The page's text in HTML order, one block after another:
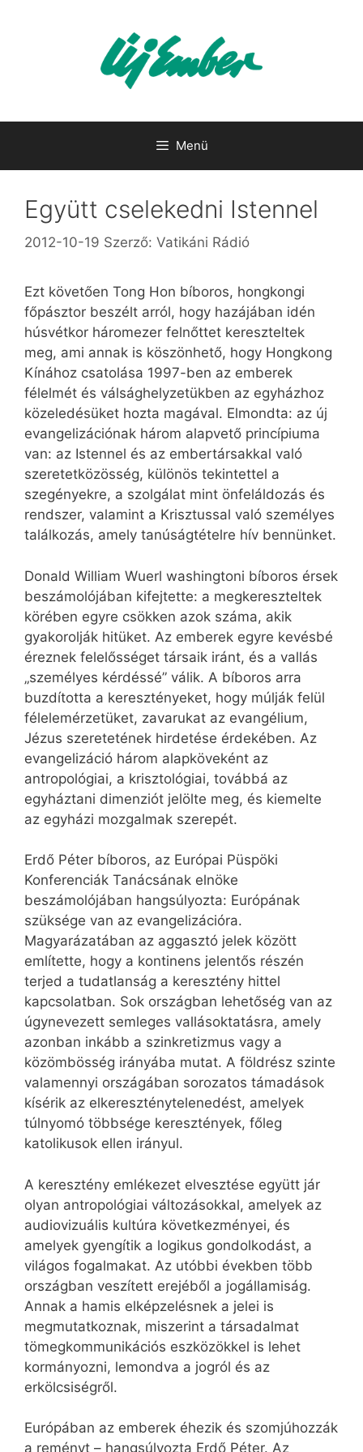
Menü
Együtt cselekedni Istennel
2012-10-19 Szerző: Vatikáni Rádió
Ezt követően Tong Hon bíboros, hongkongi
főpásztor beszélt arról, hogy hazájában idén
húsvétkor háromezer felnőttet kereszteltek
meg, ami annak is köszönhető, hogy Hongkong
Kínához csatolása 1997-ben az emberek
félelmét és válsághelyzetükben az egyházhoz
közeledésüket hozta magával. Elmondta: az új
evangelizációnak három alapvető princípiuma
van: az Istennel és az embertársakkal való
szeretetközösség, különös tekintettel a
szegényekre, a szolgálat mint önfeláldozás és
rendszer, valamint a Krisztussal való személyes
találkozás, amely tanúságtételre hív bennünket.
Donald William Wuerl washingtoni bíboros érsek
beszámolójában kifejtette: a megkereszteltek
körében egyre csökken azok száma, akik
gyakorolják hitüket. Az emberek egyre kevésbé
éreznek felelősséget társaik iránt, és a vallás
„személyes kérdéssé” válik. A bíboros arra
buzdította a keresztényeket, hogy múlják felül
félelemérzetüket, zavarukat az evangélium,
Jézus szeretetének hirdetése érdekében. Az
evangelizáció három alapköveként az
antropológiai, a krisztológiai, továbbá az
egyháztani dimenziót jelölte meg, és kiemelte
az egyházi mozgalmak szerepét.
Erdő Péter bíboros, az Európai Püspöki
Konferenciák Tanácsának elnöke
beszámolójában hangsúlyozta: Európának
szüksége van az evangelizációra.
Magyarázatában az aggasztó jelek között
említette, hogy a kontinens jelentős részén
terjed a tudatlanság a keresztény hittel
kapcsolatban. Sok országban lehetőség van az
úgynevezett semleges vallásoktatásra, amely
azonban inkább a szinkretizmus vagy a
közömbösség irányába mutat. A földrész szinte
valamennyi országában sorozatos támadások
kísérik az elkereszténytelenedést, amelyek
túlnyomó többsége keresztények, főleg
katolikusok ellen irányul.
A keresztény emlékezet elvesztése együtt jár
olyan antropológiai változásokkal, amelyek az
audiovizuális kultúra következményei, és
amelyek gyengítik a logikus gondolkodást, a
világos fogalmakat. Az utóbbi években több
országban veszített erejéből a jogállamiság.
Annak a hamis elképzelésnek a jelei is
megmutatkoznak, miszerint a társadalmat
tömegkommunikációs eszközökkel is lehet
kormányozni, lemondva a jogról és az
erkölcsiségről.
Európában az emberek éhezik és szomjúhozzák
a reményt – hangsúlyozta Erdő Péter. Az